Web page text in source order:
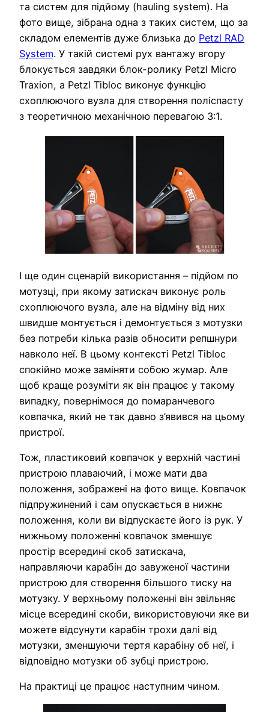
та систем для підйому (hauling system). На
фото вище, зібрана одна з таких систем, що за
складом елементів дуже близька до Petzl RAD
System. У такій системі рух вантажу вгору
блокується завдяки блок-ролику Petzl Micro
Traxion, а Petzl Tibloc виконує функцію
схоплюючого вузла для створення поліспасту
з теоретичною механічною перевагою 3:1.
І ще один сценарій використання – підйом по
мотузці, при якому затискач виконує роль
схоплюючого вузла, але на відміну від них
швидше монтується і демонтується з мотузки
без потреби кілька разів обносити репшнури
навколо неї. В цьому контексті Petzl Tibloc
спокійно може заміняти собою жумар. Але
щоб краще розуміти як він працює у такому
випадку, повернімося до помаранчевого
ковпачка, який не так давно з’явився на цьому
пристрої.
Тож, пластиковий ковпачок у верхній частині
пристрою плаваючий, і може мати два
положення, зображені на фото вище. Ковпачок
підпружинений і сам опускається в нижнє
положення, коли ви відпускаєте його із рук. У
нижньому положенні ковпачок зменшує
простір всередині скоб затискача,
направляючи карабін до завуженої частини
пристрою для створення більшого тиску на
мотузку. У верхньому положенні він звільняє
місце всередині скоби, використовуючи яке ви
можете відсунути карабін трохи далі від
мотузки, зменшуючи тертя карабіну об неї, і
відповідно мотузки об зубці пристрою.
На практиці це працює наступним чином.